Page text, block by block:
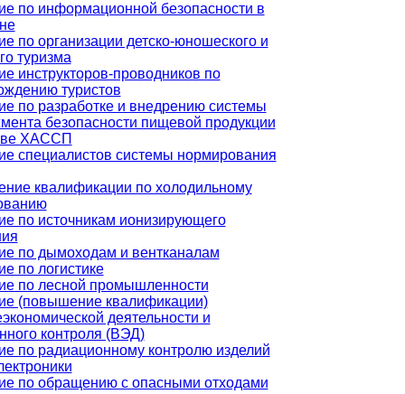
по информационной безопасности в
по организации детско-юношеского и
туризма
инструкторов-проводников по
туристов
по разработке и внедрению системы
безопасности пищевой продукции
ХАССП
специалистов системы нормирования
квалификации по холодильному
по источникам ионизирующего
по дымоходам и вентканалам
по логистике
по лесной промышленности
(повышение квалификации)
деятельности и
контроля (ВЭД)
по радиационному контролю изделий
по обращению с опасными отходами